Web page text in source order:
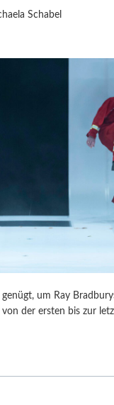
Schabel
um Ray
der ersten bis zur